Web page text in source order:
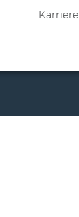
Karriere